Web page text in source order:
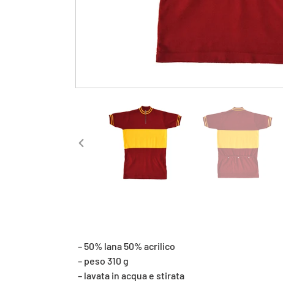
PRECEDENTE
– 50% lana 50% acrilico
– peso 310 g
– lavata in acqua e stirata